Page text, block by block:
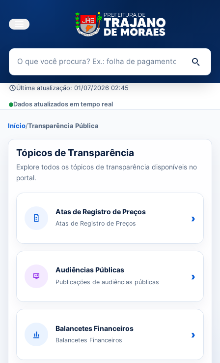
Buscar no Portal da Transparência
Última atualização: 01/07/2026 02:45
Dados atualizados em tempo real
Início/Transparência Pública
39 tópicos carregados do banco de dados.
Tópicos de Transparência
Explore todos os tópicos de transparência disponíveis no
portal.
Atas de Registro de Preços
Atas de Registro de Preços ›
Audiências Públicas
Publicações de audiências públicas ›
Balancetes Financeiros
Balancetes Financeiros ›